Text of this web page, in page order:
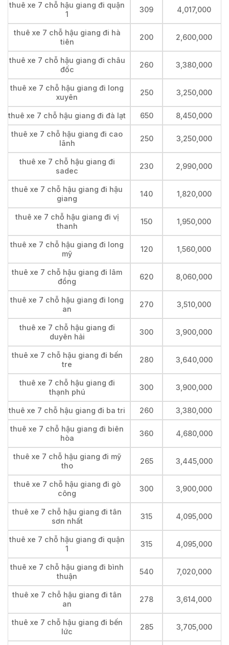
thuê xe 7 chỗ hậu giang đi quận
1
309 4,017,000
thuê xe 7 chỗ hậu giang đi hà
tiên
200 2,600,000
thuê xe 7 chỗ hậu giang đi châu
đốc
260 3,380,000
thuê xe 7 chỗ hậu giang đi long
xuyên
250 3,250,000
thuê xe 7 chỗ hậu giang đi đà lạt 650 8,450,000
thuê xe 7 chỗ hậu giang đi cao
lãnh
250 3,250,000
thuê xe 7 chỗ hậu giang đi
sadec
230 2,990,000
thuê xe 7 chỗ hậu giang đi hậu
giang
140 1,820,000
thuê xe 7 chỗ hậu giang đi vị
thanh
150 1,950,000
thuê xe 7 chỗ hậu giang đi long
mỹ
120 1,560,000
thuê xe 7 chỗ hậu giang đi lâm
đồng
620 8,060,000
thuê xe 7 chỗ hậu giang đi long
an
270 3,510,000
thuê xe 7 chỗ hậu giang đi
duyên hải
300 3,900,000
thuê xe 7 chỗ hậu giang đi bến
tre
280 3,640,000
thuê xe 7 chỗ hậu giang đi
thạnh phú
300 3,900,000
thuê xe 7 chỗ hậu giang đi ba tri 260 3,380,000
thuê xe 7 chỗ hậu giang đi biên
hòa
360 4,680,000
thuê xe 7 chỗ hậu giang đi mỹ
tho
265 3,445,000
thuê xe 7 chỗ hậu giang đi gò
công
300 3,900,000
thuê xe 7 chỗ hậu giang đi tân
sơn nhất
315 4,095,000
thuê xe 7 chỗ hậu giang đi quận
1
315 4,095,000
thuê xe 7 chỗ hậu giang đi bình
thuận
540 7,020,000
thuê xe 7 chỗ hậu giang đi tân
an
278 3,614,000
thuê xe 7 chỗ hậu giang đi bến
lức
285 3,705,000